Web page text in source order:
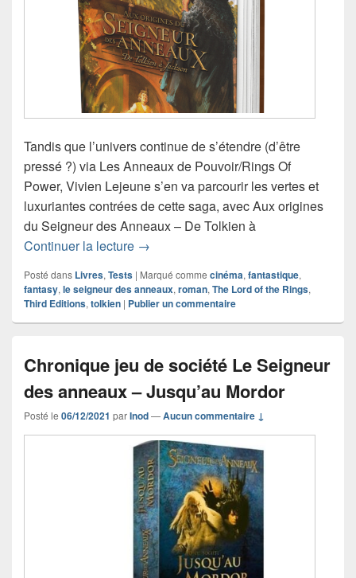
Tandis que l’univers continue de s’étendre (d’être
pressé ?) via Les Anneaux de Pouvoir/Rings Of
Power, Vivien Lejeune s’en va parcourir les vertes et
luxuriantes contrées de cette saga, avec Aux origines
du Seigneur des Anneaux – De Tolkien à
Continuer la lecture Chronique livre Aux origines du
→
Posté dans Livres, Tests | Marqué comme cinéma, fantastique,
fantasy, le seigneur des anneaux, roman, The Lord of the Rings,
Third Editions, tolkien | Publier un commentaire
Chronique jeu de société Le Seigneur
des anneaux – Jusqu’au Mordor
Posté le 06/12/2021 parInod—Aucun commentaire ↓